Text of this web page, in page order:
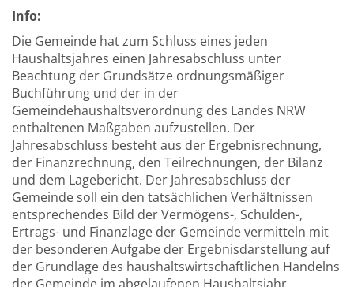
Info:
Die Gemeinde hat zum Schluss eines jeden
Haushaltsjahres einen Jahresabschluss unter
Beachtung der Grundsätze ordnungsmäßiger
Buchführung und der in der
Gemeindehaushaltsverordnung des Landes NRW
enthaltenen Maßgaben aufzustellen. Der
Jahresabschluss besteht aus der Ergebnisrechnung,
der Finanzrechnung, den Teilrechnungen, der Bilanz
und dem Lagebericht. Der Jahresabschluss der
Gemeinde soll ein den tatsächlichen Verhältnissen
entsprechendes Bild der Vermögens-, Schulden-,
Ertrags- und Finanzlage der Gemeinde vermitteln mit
der besonderen Aufgabe der Ergebnisdarstellung auf
der Grundlage des haushaltswirtschaftlichen Handelns